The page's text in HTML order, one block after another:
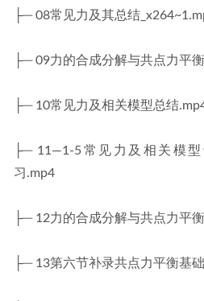
├─ 08常见力及其总结
├─ 09力的合成分解与共点力平
├─ 10常见力及相关模型总结
├─ 11—1-5常见力及相关模
习.mp4
├─ 12力的合成分解与共点力平
├─ 13第六节补录共点力平衡基